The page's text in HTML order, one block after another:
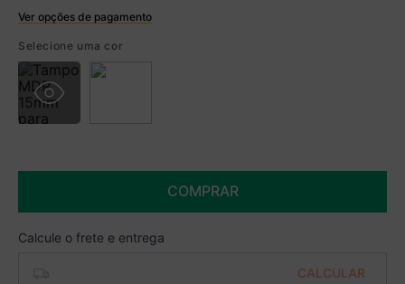
Ver opções de pagamento
R$ 189,99 à vista no Boleto
( 5% de desconto)
Você economiza
Selecione uma cor
COMPRAR